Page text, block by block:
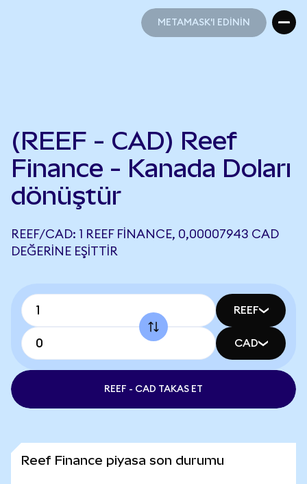
METAMASK'I EDİNİN
(REEF - CAD) Reef
Finance - Kanada Doları
dönüştür
REEF/CAD: 1 REEF FINANCE, 0,00007943 CAD
DEĞERINE EŞITTIR
REEF
CAD
REEF - CAD TAKAS ET
Reef Finance piyasa son durumu